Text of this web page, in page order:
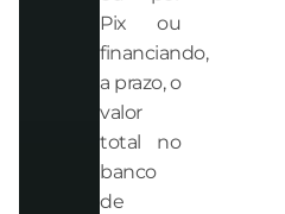
Pix ou
financiando,
a prazo, o
valor
total no
banco
de